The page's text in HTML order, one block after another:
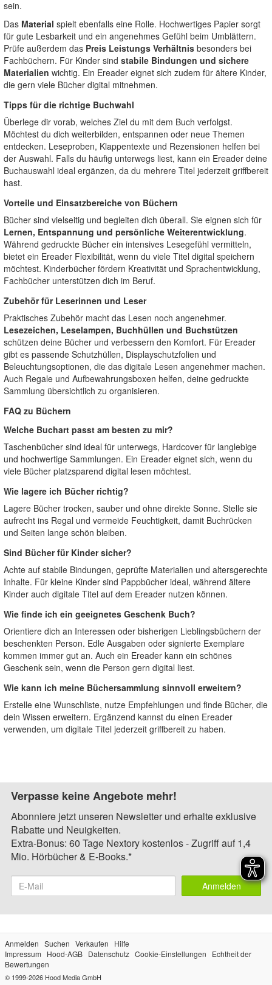
sein.
Das Material spielt ebenfalls eine Rolle. Hochwertiges Papier sorgt
für gute Lesbarkeit und ein angenehmes Gefühl beim Umblättern.
Prüfe außerdem das Preis Leistungs Verhältnis besonders bei
Fachbüchern. Für Kinder sind stabile Bindungen und sichere
Materialien wichtig. Ein Ereader eignet sich zudem für ältere Kinder,
die gern viele Bücher digital mitnehmen.
Tipps für die richtige Buchwahl
Überlege dir vorab, welches Ziel du mit dem Buch verfolgst.
Möchtest du dich weiterbilden, entspannen oder neue Themen
entdecken. Leseproben, Klappentexte und Rezensionen helfen bei
der Auswahl. Falls du häufig unterwegs liest, kann ein Ereader deine
Buchauswahl ideal ergänzen, da du mehrere Titel jederzeit griffbereit
hast.
Vorteile und Einsatzbereiche von Büchern
Bücher sind vielseitig und begleiten dich überall. Sie eignen sich für
Lernen, Entspannung und persönliche Weiterentwicklung.
Während gedruckte Bücher ein intensives Lesegefühl vermitteln,
bietet ein Ereader Flexibilität, wenn du viele Titel digital speichern
möchtest. Kinderbücher fördern Kreativität und Sprachentwicklung,
Fachbücher unterstützen dich im Beruf.
Zubehör für Leserinnen und Leser
Praktisches Zubehör macht das Lesen noch angenehmer.
Lesezeichen, Leselampen, Buchhüllen und Buchstützen
schützen deine Bücher und verbessern den Komfort. Für Ereader
gibt es passende Schutzhüllen, Displayschutzfolien und
Beleuchtungsoptionen, die das digitale Lesen angenehmer machen.
Auch Regale und Aufbewahrungsboxen helfen, deine gedruckte
Sammlung übersichtlich zu organisieren.
FAQ zu Büchern
Welche Buchart passt am besten zu mir?
Taschenbücher sind ideal für unterwegs, Hardcover für langlebige
und hochwertige Sammlungen. Ein Ereader eignet sich, wenn du
viele Bücher platzsparend digital lesen möchtest.
Wie lagere ich Bücher richtig?
Lagere Bücher trocken, sauber und ohne direkte Sonne. Stelle sie
aufrecht ins Regal und vermeide Feuchtigkeit, damit Buchrücken
und Seiten lange schön bleiben.
Sind Bücher für Kinder sicher?
Achte auf stabile Bindungen, geprüfte Materialien und altersgerechte
Inhalte. Für kleine Kinder sind Pappbücher ideal, während ältere
Kinder auch digitale Titel auf dem Ereader nutzen können.
Wie finde ich ein geeignetes Geschenk Buch?
Orientiere dich an Interessen oder bisherigen Lieblingsbüchern der
beschenkten Person. Edle Ausgaben oder signierte Exemplare
kommen immer gut an. Auch ein Ereader kann ein schönes
Geschenk sein, wenn die Person gern digital liest.
Wie kann ich meine Büchersammlung sinnvoll erweitern?
Erstelle eine Wunschliste, nutze Empfehlungen und finde Bücher, die
dein Wissen erweitern. Ergänzend kannst du einen Ereader
verwenden, um digitale Titel jederzeit griffbereit zu haben.
Verpasse keine Angebote mehr!
Abonniere jetzt unseren Newsletter und erhalte exklusive
Rabatte und Neuigkeiten.
Extra-Bonus: 60 Tage Nextory kostenlos - Zugriff auf 1,4
Mio. Hörbücher & E-Books.*
Anmelden
Anmelden Suchen Verkaufen
Hilfe
Impressum
Hood-AGB Datenschutz Cookie-Einstellungen
Echtheit der
Bewertungen
© 1999-2026 Hood Media GmbH